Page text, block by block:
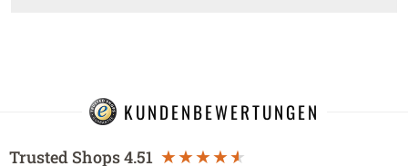
KUNDENBEWERTUNGEN
Trusted Shops4.51